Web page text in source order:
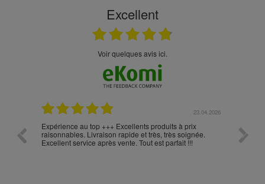
Excellent
Voir quelques avis ici.
23.04.2026
Expérience au top +++ Excellents produits à prix
raisonnables. Livraison rapide et très, très soignée.
Excellent service après vente. Tout est parfait !!!